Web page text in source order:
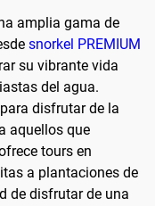
amplia gama de
snorkel PREMIUM
su vibrante vida
del agua.
disfrutar de la
aquellos que
tours en
a plantaciones de
de disfrutar de una